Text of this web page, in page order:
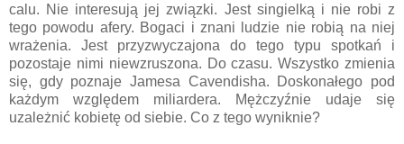
calu. Nie interesują jej związki. Jest singielką i nie robi z
tego powodu afery. Bogaci i znani ludzie nie robią na niej
wrażenia. Jest przyzwyczajona do tego typu spotkań i
pozostaje nimi niewzruszona. Do czasu. Wszystko zmienia
się, gdy poznaje Jamesa Cavendisha. Doskonałego pod
każdym względem miliardera. Mężczyźnie udaje się
uzależnić kobietę od siebie. Co z tego wyniknie?